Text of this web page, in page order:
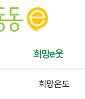
희망e웃
희망온도